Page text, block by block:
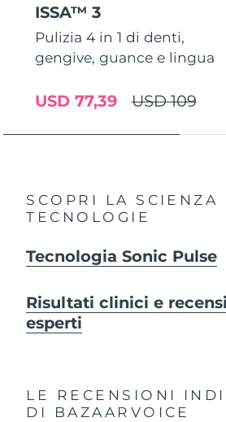
ISSA™ 3
Pulizia 4 in 1 di denti,
gengive, guance e lingua
USD 109
USD 77,39
SCOPRI LA SCIENZA
TECNOLOGIE
Tecnologia Sonic Pulse
Risultati clinici e
esperti
LE RECENSIONI
DI BAZAARVOICE